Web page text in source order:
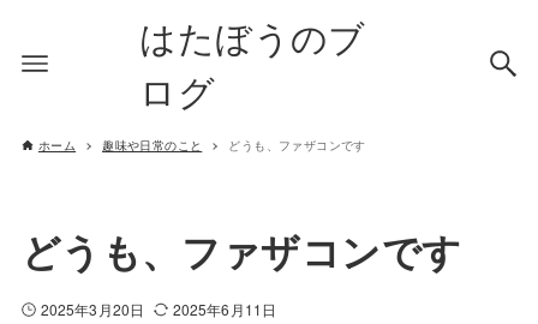
はたぼうのブ
ログ
ホーム 趣味や日常のこと どうも、ファザコンです
どうも、ファザコンです
2025年3月20日
2025年6月11日